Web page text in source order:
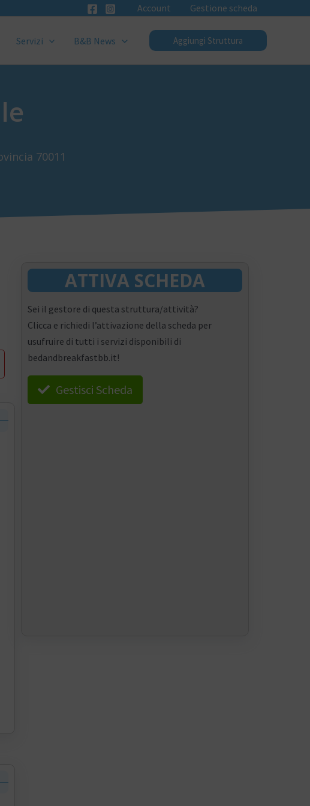
Account Gestione scheda
Servizi B&B News Aggiungi Struttura
70011
ATTIVA SCHEDA
Sei il gestore di questa struttura/attività?
Clicca e richiedi l’attivazione della scheda per
usufruire di tutti i servizi disponibili di
bedandbreakfastbb.it!
Gestisci Scheda